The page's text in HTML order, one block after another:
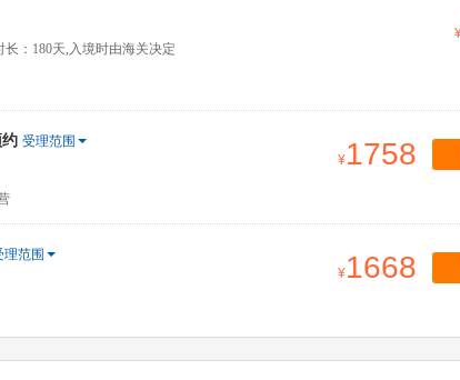
长：180天,入境时由海关决定
受理范围
1758
理范围
1668